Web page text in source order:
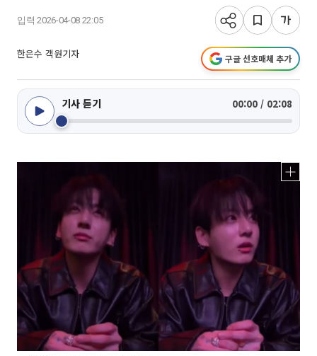
입력 2026-04-08 22:05
한은수 객원기자 구글 선호매체 추가
기사 듣기 00:00 / 02:08